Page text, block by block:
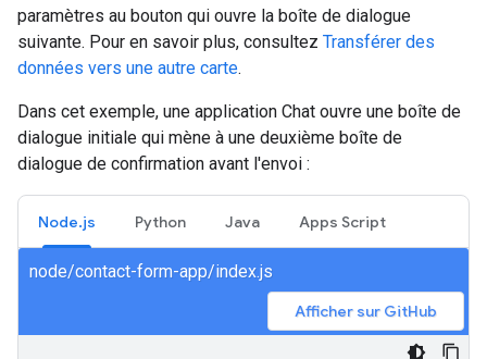
paramètres au bouton qui ouvre la boîte de dialogue
suivante. Pour en savoir plus, consultez Transférer des
données vers une autre carte.
Dans cet exemple, une application Chat ouvre une boîte de
dialogue initiale qui mène à une deuxième boîte de
dialogue de confirmation avant l'envoi :
Node.js Python Java Apps Script
node/contact-form-app/index.js
Afficher sur GitHub